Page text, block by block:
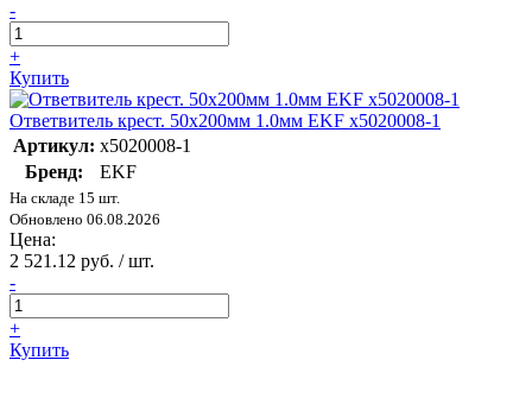
-
+
Купить
Ответвитель крест. 50х200мм 1.0мм EKF x5020008-1
Артикул: x5020008-1
Бренд:
EKF
На складе 15 шт.
Обновлено 06.08.2026
Цена:
2 521.12 руб. / шт.
-
+
Купить